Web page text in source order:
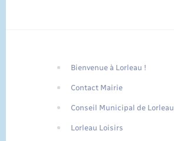
Traduction du
FR
Bienvenue à Lorleau !
Contact Mairie
Conseil Municipal de Lorleau
Lorleau Loisirs